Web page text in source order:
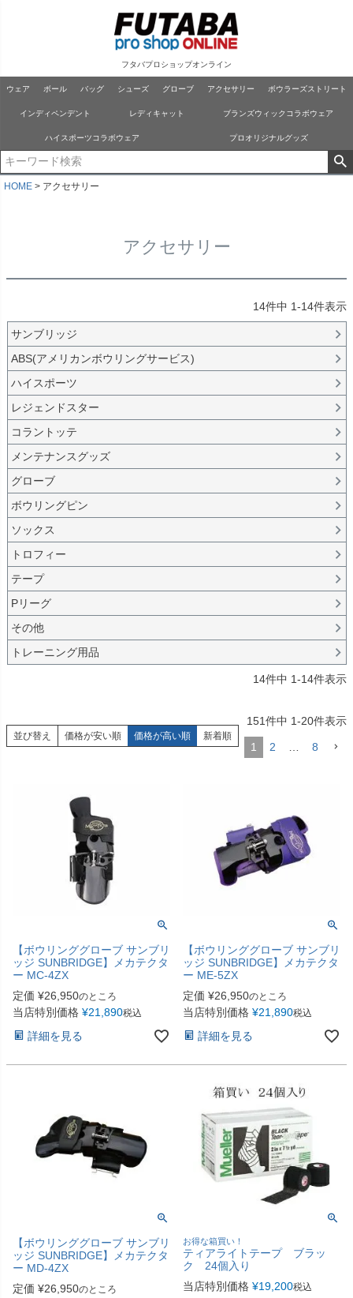
フタバプロショップオンライン
ウェア ボール バッグ シューズ グローブ アクセサリー ボウラーズストリート
インディペンデント レディキャット ブランズウィックコラボウェア
ハイスポーツコラボウェア プロオリジナルグッズ
HOME アクセサリー
アクセサリー
14件中 1-14件表示
サンブリッジ
ABS(アメリカンボウリングサービス)
ハイスポーツ
レジェンドスター
コラントッテ
メンテナンスグッズ
グローブ
ボウリングピン
ソックス
トロフィー
テープ
Pリーグ
その他
トレーニング用品
14件中 1-14件表示
並び替え 価格が安い順 価格が高い順 新着順
151件中 1-20件表示
1 2 … 8
【ボウリンググローブ サンブリ
ッジ SUNBRIDGE】メカテクタ
ー MC-4ZX
定価 ¥26,950のところ
当店特別価格 ¥21,890税込
詳細を見る
【ボウリンググローブ サンブリ
ッジ SUNBRIDGE】メカテクタ
ー ME-5ZX
定価 ¥26,950のところ
当店特別価格 ¥21,890税込
詳細を見る
【ボウリンググローブ サンブリ
ッジ SUNBRIDGE】メカテクタ
ー MD-4ZX
定価 ¥26,950のところ
お得な箱買い！
ティアライトテープ ブラッ
ク 24個入り
当店特別価格 ¥19,200税込